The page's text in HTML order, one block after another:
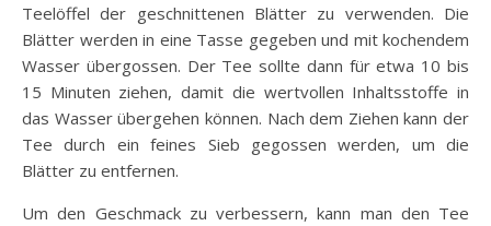
Teelöffel der geschnittenen Blätter zu verwenden. Die
Blätter werden in eine Tasse gegeben und mit kochendem
Wasser übergossen. Der Tee sollte dann für etwa 10 bis
15 Minuten ziehen, damit die wertvollen Inhaltsstoffe in
das Wasser übergehen können. Nach dem Ziehen kann der
Tee durch ein feines Sieb gegossen werden, um die
Blätter zu entfernen.
Um den Geschmack zu verbessern, kann man den Tee